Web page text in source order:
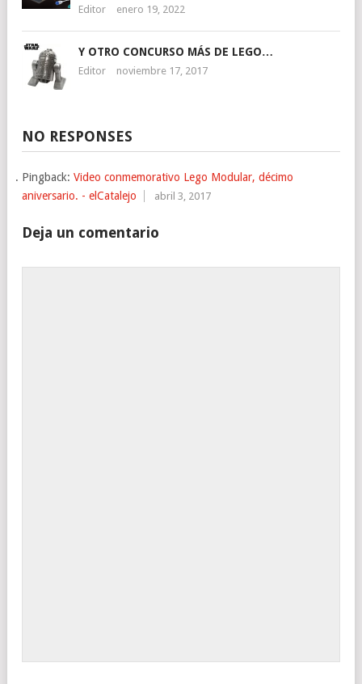
Editor enero 19, 2022
Y OTRO CONCURSO MÁS DE LEGO…
Editor noviembre 17, 2017
NO RESPONSES
Pingback: Video conmemorativo Lego Modular, décimo
aniversario. - elCatalejo
abril 3, 2017
Deja un comentario